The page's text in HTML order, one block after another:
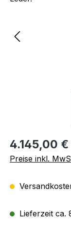
Regulärer Preis:
4.145,00
Preise inkl.
Lieferzeit ca.